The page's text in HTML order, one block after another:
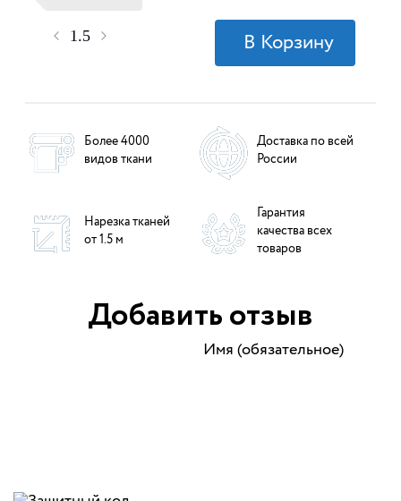
Более 4000
видов ткани
Доставка по всей
России
Нарезка тканей
от 1.5 м
Гарантия
качества всех
товаров
Добавить отзыв
Имя (обязательное)